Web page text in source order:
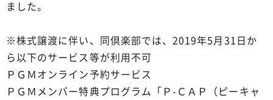
ました。
※株式譲渡に伴い、同倶楽部では、2019年5月31日か
ら以下のサービス等が利用不可
ＰＧＭオンライン予約サービス
ＰＧＭメンバー特典プログラム「Ｐ-ＣＡＰ（ピーキャ